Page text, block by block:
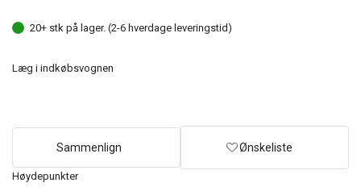
Høydepunkter
20+ stk på lager. (2-6 hverdage leveringstid)
Læg i indkøbsvognen
Sammenlign Ønskeliste